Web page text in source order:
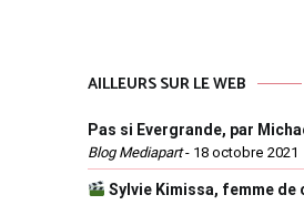
AILLEURS SUR LE WEB
Pas si Evergrande, par
Blog Mediapart- 18 octobre 2021
Sylvie Kimissa, femme de